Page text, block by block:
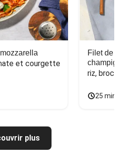
et courgette
Filet de
riz,
25
plus